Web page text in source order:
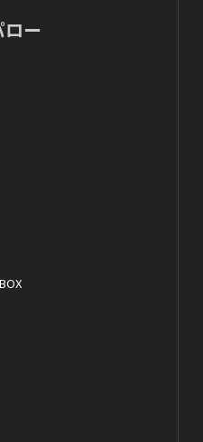
ロー